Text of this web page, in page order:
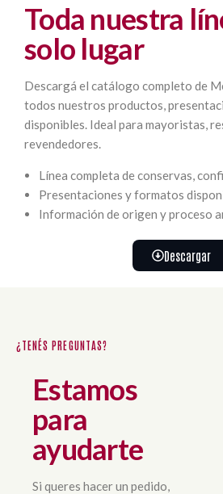
Toda nuestra
solo lugar
Descargá el catálogo completo de
todos nuestros productos,
disponibles. Ideal para mayoristas,
revendedores.
Línea completa de conservas,
Presentaciones y formatos
Información de origen y proceso
Descargar
¿TENÉS PREGUNTAS?
Estamos
para
ayudarte
Si queres hacer un pedido,